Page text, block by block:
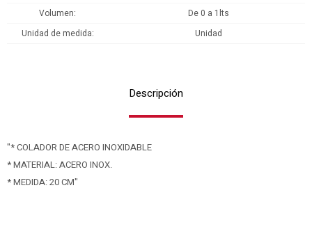
Volumen
De 0 a 1lts
Unidad de medida
Unidad
Descripción
"* COLADOR DE ACERO INOXIDABLE
* MATERIAL: ACERO INOX.
* MEDIDA: 20 CM"